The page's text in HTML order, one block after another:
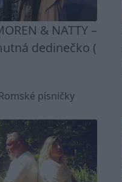
& NATTY –
dedinečko (
písničky